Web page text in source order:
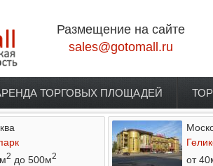
Размещение на сайте
sales@gotomall.ru
ТОРГОВЫХ ПЛОЩАДЕЙ
2 до 500м2
от